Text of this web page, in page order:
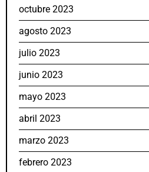
octubre 2023
agosto 2023
julio 2023
junio 2023
mayo 2023
abril 2023
marzo 2023
febrero 2023